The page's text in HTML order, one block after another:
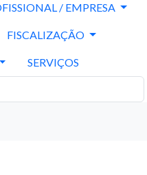
/ EMPRESA
FISCALIZAÇÃO
SERVIÇOS